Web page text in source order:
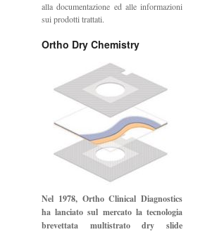
alla documentazione ed alle informazioni
sui prodotti trattati.
Ortho Dry Chemistry
Nel 1978, Ortho Clinical Diagnostics
ha lanciato sul mercato la tecnologia
brevettata multistrato dry slide